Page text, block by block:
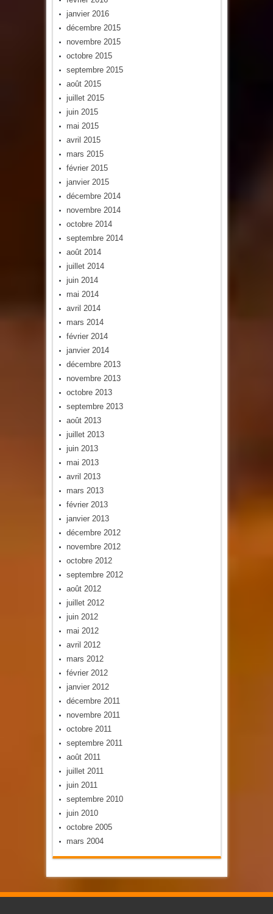
janvier 2016
décembre 2015
novembre 2015
octobre 2015
septembre 2015
août 2015
juillet 2015
juin 2015
mai 2015
avril 2015
mars 2015
février 2015
janvier 2015
décembre 2014
novembre 2014
octobre 2014
septembre 2014
août 2014
juillet 2014
juin 2014
mai 2014
avril 2014
mars 2014
février 2014
janvier 2014
décembre 2013
novembre 2013
octobre 2013
septembre 2013
août 2013
juillet 2013
juin 2013
mai 2013
avril 2013
mars 2013
février 2013
janvier 2013
décembre 2012
novembre 2012
octobre 2012
septembre 2012
août 2012
juillet 2012
juin 2012
mai 2012
avril 2012
mars 2012
février 2012
janvier 2012
décembre 2011
novembre 2011
octobre 2011
septembre 2011
août 2011
juillet 2011
juin 2011
septembre 2010
juin 2010
octobre 2005
mars 2004